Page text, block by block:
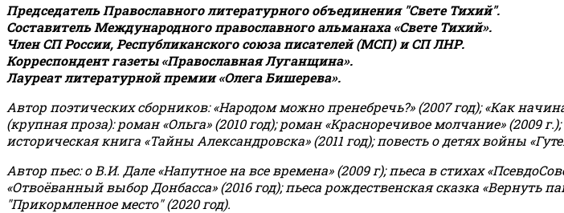
Председатель Православного литературного объединения "Свете Тихий".
Составитель Международного православного альманаха «Свете Тихий».
Член СП России, Республиканского союза писателей (МСП) и СП ЛНР.
Корреспондент газеты «Православная Луганщина».
Лауреат литературной премии «Олега Бишерева».
Автор поэтических сборников: «Народом можно пренебречь?» (2007 год); «Как
(крупная проза): роман «Ольга» (2010 год); роман «Красноречивое молчание» (2009
историческая книга «Тайны Александровска» (2011 год); повесть о детях войны
Автор пьес: о В.И. Дале «Напутное на все времена» (2009 г); пьеса в стихах
«Отвоёванный выбор Донбасса» (2016 год); пьеса рождественская сказка «Вернуть
"Прикормленное место" (2020 год).